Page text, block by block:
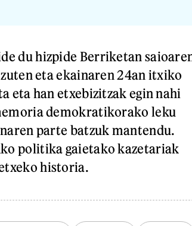
du hizpide Berriketan
eta ekainaren 24an itxiko
eta han etxebizitzak egin nahi
demokratikorako leku
parte batzuk mantendu.
politika gaietako kazetariak
historia.